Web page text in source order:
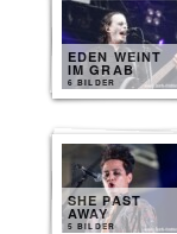
EDEN WEINT
IM GRAB
6 BILDER
SHE PAST
AWAY
5 BILDER